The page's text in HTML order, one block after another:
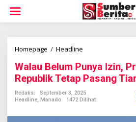
w
Homepage / Headline
l
a
u
B
e
Walau Belum Punya Izin,
Republik Tetap Pasang
Redaksi
September 3, 2025
Headline, Manado 1472 Dilihat